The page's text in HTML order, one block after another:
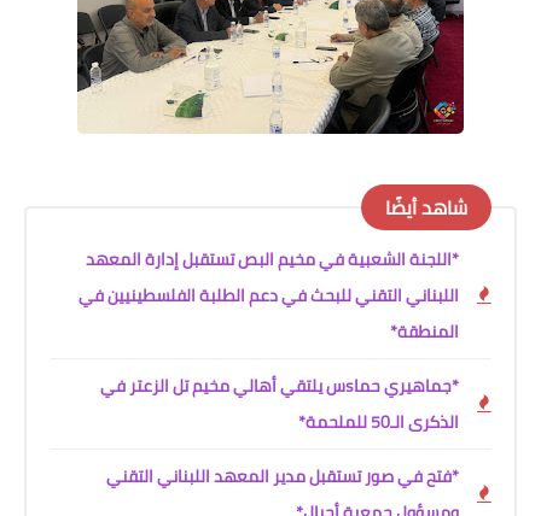
شاهد أيضًا
*اللجنة الشعبية في مخيم البص تستقبل إدارة المعهد
اللبناني التقني للبحث في دعم الطلبة الفلسطينيين في
المنطقة*
*جماهيري حماsس يلتقي أهالي مخيم تل الزعتر في
الذكرى الـ50 للملحمة*
*فتح في صور تستقبل مدير المعهد اللبناني التقني